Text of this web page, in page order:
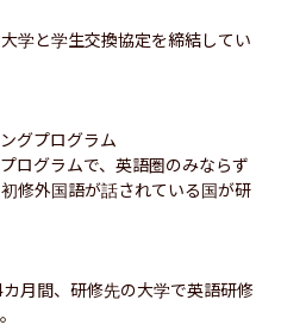
学と学生交換協定を締結してい
グプログラム
ログラムで、英語圏のみならず
修外国語が話されている国が研
月間、研修先の大学で英語研修